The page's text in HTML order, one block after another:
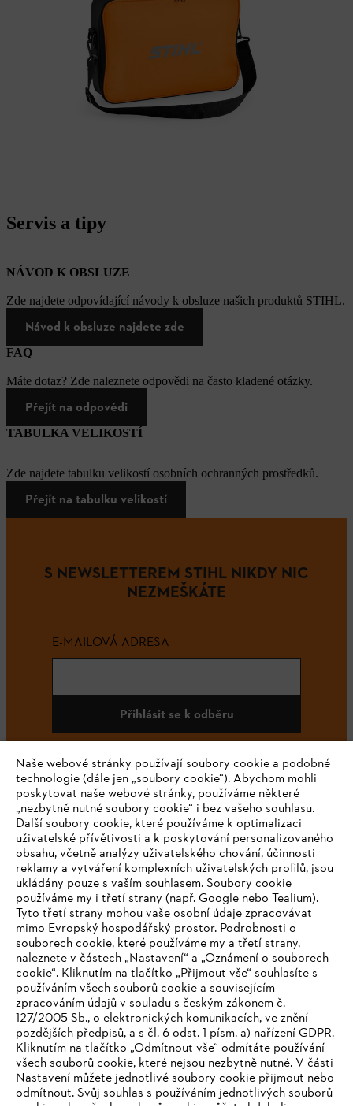
Servis a tipy
NÁVOD K OBSLUZE
Zde najdete odpovídající návody k obsluze našich produktů STIHL.
Návod k obsluze najdete zde
FAQ
Máte dotaz? Zde naleznete odpovědi na často kladené otázky.
Přejít na odpovědi
TABULKA VELIKOSTÍ
Zde najdete tabulku velikostí osobních ochranných prostředků.
Přejít na tabulku velikostí
S NEWSLETTEREM STIHL NIKDY NIC
NEZMEŠKÁTE
E-MAILOVÁ ADRESA
Přihlásit se k odběru
#STIHL
Společnost
STIHL FAQ
Služby
IHR BROWSER WIRD NICHT
UNTERSTÜTZT
Naše webové stránky používají soubory cookie a podobné
technologie (dále jen „soubory cookie“). Abychom mohli
poskytovat naše webové stránky, používáme některé
„nezbytně nutné soubory cookie“ i bez vašeho souhlasu.
Další soubory cookie, které používáme k optimalizaci
uživatelské přívětivosti a k poskytování personalizovaného
obsahu, včetně analýzy uživatelského chování, účinnosti
reklamy a vytváření komplexních uživatelských profilů, jsou
ukládány pouze s vaším souhlasem. Soubory cookie
používáme my i třetí strany (např. Google nebo Tealium).
Tyto třetí strany mohou vaše osobní údaje zpracovávat
mimo Evropský hospodářský prostor. Podrobnosti o
souborech cookie, které používáme my a třetí strany,
naleznete v částech „Nastavení“ a „Oznámení o souborech
cookie“. Kliknutím na tlačítko „Přijmout vše“ souhlasíte s
používáním všech souborů cookie a souvisejícím
zpracováním údajů v souladu s českým zákonem č.
127/2005 Sb., o elektronických komunikacích, ve znění
pozdějších předpisů, a s čl. 6 odst. 1 písm. a) nařízení GDPR.
Kliknutím na tlačítko „Odmítnout vše“ odmítáte používání
všech souborů cookie, které nejsou nezbytně nutné. V části
Nastavení můžete jednotlivé soubory cookie přijmout nebo
odmítnout. Svůj souhlas s používáním jednotlivých souborů